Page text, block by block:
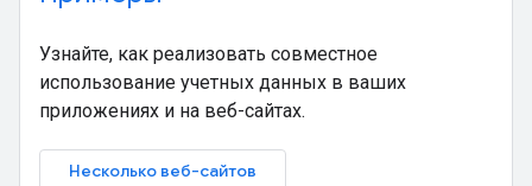
Узнайте, как реализовать совместное
использование учетных данных в ваших
приложениях и на веб-сайтах.
Несколько веб-сайтов